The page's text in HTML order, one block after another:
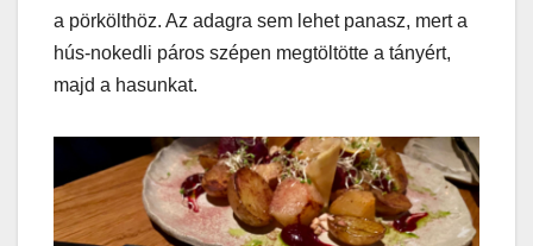
a pörkölthöz. Az adagra sem lehet panasz, mert a
hús-nokedli páros szépen megtöltötte a tányért,
majd a hasunkat.